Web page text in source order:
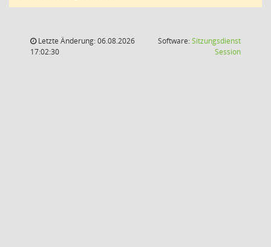
Letzte Änderung: 06.08.2026
17:02:30
Software:Sitzungsdienst
Session(Wird in